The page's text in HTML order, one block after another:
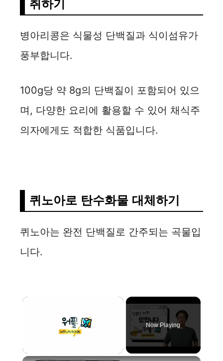
취하기
병아리콩은 식물성 단백질과 식이섬유가
풍부합니다.
100g당 약 8g의 단백질이 포함되어 있으
며, 다양한 요리에 활용할 수 있어 채식주
의자에게도 적합한 식품입니다.
퀴노아로 탄수화물 대체하기
퀴노아는 완전 단백질로 간주되는 곡물입
니다.
×
Unmute
Now Playing